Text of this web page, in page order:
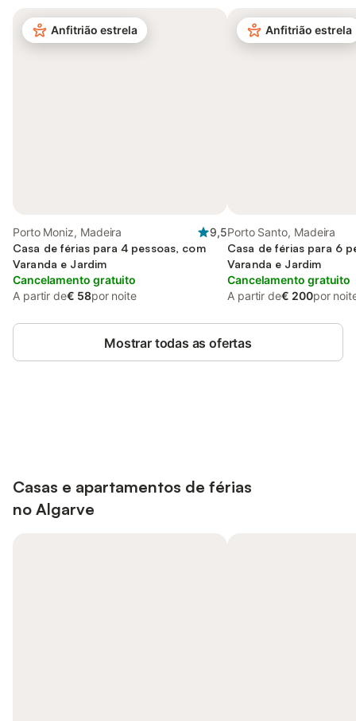
Anfitrião estrela
Porto Moniz, Madeira
9,5
Casa de férias para 4 pessoas, com
Varanda e Jardim
Cancelamento gratuito
A partir de€ 58por noite
Anfitrião estrela
Porto Santo, Madeira
Casa de férias para 6
Varanda e Jardim
Cancelamento gratuito
A partir de€ 200por
Mostrar todas as ofertas
Casas e apartamentos de férias
no Algarve